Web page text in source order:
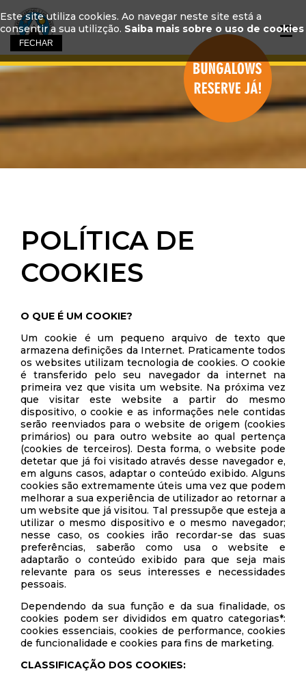
POLÍTICA DE
COOKIES
O QUE É UM COOKIE?
Um cookie é um pequeno arquivo de texto que
armazena definições da Internet. Praticamente todos
os websites utilizam tecnologia de cookies. O cookie
é transferido pelo seu navegador da internet na
primeira vez que visita um website. Na próxima vez
que visitar este website a partir do mesmo
dispositivo, o cookie e as informações nele contidas
serão reenviados para o website de origem (cookies
primários) ou para outro website ao qual pertença
(cookies de terceiros). Desta forma, o website pode
detetar que já foi visitado através desse navegador e,
em alguns casos, adaptar o conteúdo exibido. Alguns
cookies são extremamente úteis uma vez que podem
melhorar a sua experiência de utilizador ao retornar a
um website que já visitou. Tal pressupõe que esteja a
utilizar o mesmo dispositivo e o mesmo navegador;
nesse caso, os cookies irão recordar-se das suas
preferências, saberão como usa o website e
adaptarão o conteúdo exibido para que seja mais
relevante para os seus interesses e necessidades
pessoais.
Dependendo da sua função e da sua finalidade, os
cookies podem ser divididos em quatro categorias*:
cookies essenciais, cookies de performance, cookies
de funcionalidade e cookies para fins de marketing.
CLASSIFICAÇÃO DOS COOKIES:
Este site utiliza cookies. Ao navegar neste site está a
consentir a sua utilizção. Saiba mais sobre o uso de cookies